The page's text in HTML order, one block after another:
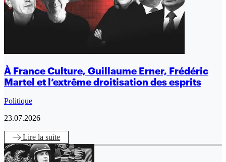
À France Culture, Guillaume Erner, Frédéric
Martel et l’extrême droitisation des esprits
Politique
23.07.2026
Lire la suite